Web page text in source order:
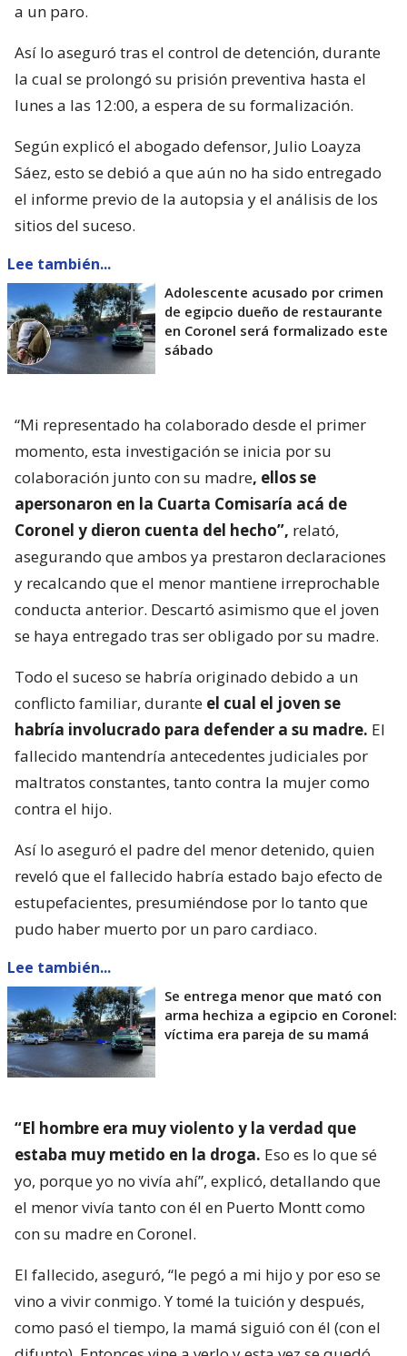
a un paro.
Así lo aseguró tras el control de detención, durante
la cual se prolongó su prisión preventiva hasta el
lunes a las 12:00, a espera de su formalización.
Según explicó el abogado defensor, Julio Loayza
Sáez, esto se debió a que aún no ha sido entregado
el informe previo de la autopsia y el análisis de los
sitios del suceso.
Lee también...
Adolescente acusado por crimen
de egipcio dueño de restaurante
en Coronel será formalizado este
sábado
“Mi representado ha colaborado desde el primer
momento, esta investigación se inicia por su
colaboración junto con su madre, ellos se
apersonaron en la Cuarta Comisaría acá de
Coronel y dieron cuenta del hecho”, relató,
asegurando que ambos ya prestaron declaraciones
y recalcando que el menor mantiene irreprochable
conducta anterior. Descartó asimismo que el joven
se haya entregado tras ser obligado por su madre.
Todo el suceso se habría originado debido a un
conflicto familiar, durante el cual el joven se
habría involucrado para defender a su madre. El
fallecido mantendría antecedentes judiciales por
maltratos constantes, tanto contra la mujer como
contra el hijo.
Así lo aseguró el padre del menor detenido, quien
reveló que el fallecido habría estado bajo efecto de
estupefacientes, presumiéndose por lo tanto que
pudo haber muerto por un paro cardiaco.
Lee también...
Se entrega menor que mató con
arma hechiza a egipcio en Coronel:
víctima era pareja de su mamá
“El hombre era muy violento y la verdad que
estaba muy metido en la droga. Eso es lo que sé
yo, porque yo no vivía ahí”, explicó, detallando que
el menor vivía tanto con él en Puerto Montt como
con su madre en Coronel.
El fallecido, aseguró, “le pegó a mi hijo y por eso se
vino a vivir conmigo. Y tomé la tuición y después,
como pasó el tiempo, la mamá siguió con él (con el